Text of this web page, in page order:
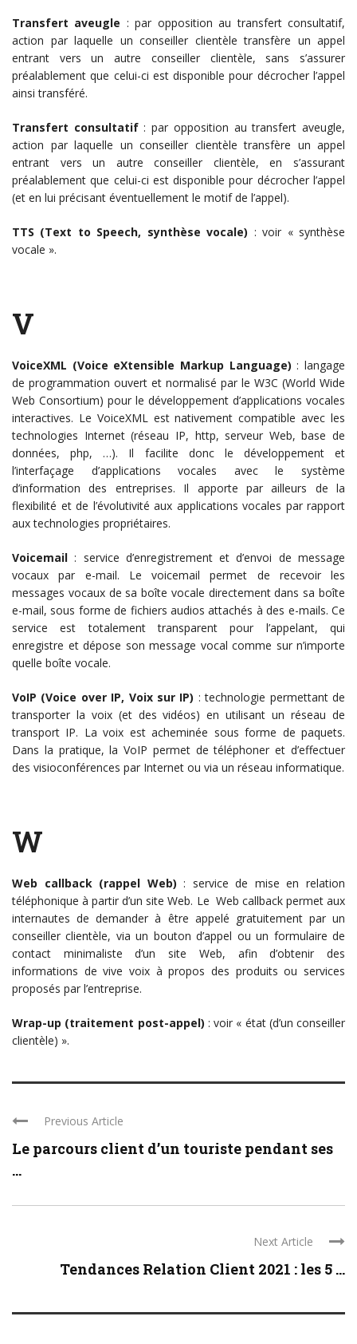
Transfert aveugle : par opposition au transfert consultatif,
action par laquelle un conseiller clientèle transfère un appel
entrant vers un autre conseiller clientèle, sans s’assurer
préalablement que celui-ci est disponible pour décrocher l’appel
ainsi transféré.
Transfert consultatif: par opposition au transfert aveugle,
action par laquelle un conseiller clientèle transfère un appel
entrant vers un autre conseiller clientèle, en s’assurant
préalablement que celui-ci est disponible pour décrocher l’appel
(et en lui précisant éventuellement le motif de l’appel).
TTS (Text to Speech, synthèse vocale) : voir « synthèse
vocale ».
V
VoiceXML (Voice eXtensible Markup Language) : langage
de programmation ouvert et normalisé par le W3C (World Wide
Web Consortium) pour le développement d’applications vocales
interactives. Le VoiceXML est nativement compatible avec les
technologies Internet (réseau IP, http, serveur Web, base de
données, php, …). Il facilite donc le développement et
l’interfaçage d’applications vocales avec le système
d’information des entreprises. Il apporte par ailleurs de la
flexibilité et de l’évolutivité aux applications vocales par rapport
aux technologies propriétaires.
Voicemail : service d’enregistrement et d’envoi de message
vocaux par e-mail. Le voicemail permet de recevoir les
messages vocaux de sa boîte vocale directement dans sa boîte
e-mail, sous forme de fichiers audios attachés à des e-mails. Ce
service est totalement transparent pour l’appelant, qui
enregistre et dépose son message vocal comme sur n’importe
quelle boîte vocale.
VoIP (Voice over IP, Voix sur IP) : technologie permettant de
transporter la voix (et des vidéos) en utilisant un réseau de
transport IP. La voix est acheminée sous forme de paquets.
Dans la pratique, la VoIP permet de téléphoner et d’effectuer
des visioconférences par Internet ou via un réseau informatique.
W
Web callback (rappel Web) : service de mise en relation
téléphonique à partir d’un site Web. Le Web callback permet aux
internautes de demander à être appelé gratuitement par un
conseiller clientèle, via un bouton d’appel ou un formulaire de
contact minimaliste d’un site Web, afin d’obtenir des
informations de vive voix à propos des produits ou services
proposés par l’entreprise.
Wrap-up (traitement post-appel) : voir « état (d’un conseiller
clientèle) ».
Previous Article
Le parcours client d’un touriste pendant ses
...
Next Article
Tendances Relation Client 2021 : les 5 ...